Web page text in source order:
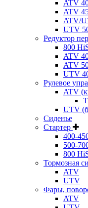
ATV
ATV
ATV/
UTV
Редуктор
800
ATV
ATV
UTV
Рулевое
ATV
UTV
Сиденье
Стартер
400-
500-
800
Тормозная
ATV
UTV
Фары,
ATV